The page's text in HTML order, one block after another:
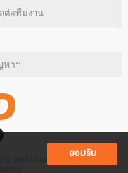
ยอมรับ
ต่อทีมงาน
หาฯ
Dek-D Interactive Co.,Ltd.
ริการ